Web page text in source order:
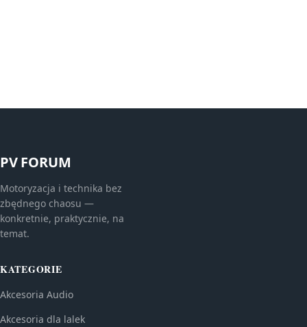
PV FORUM
Motoryzacja i technika bez
zbędnego chaosu —
konkretnie, praktycznie, na
temat.
KATEGORIE
Akcesoria Audio
Akcesoria dla lalek